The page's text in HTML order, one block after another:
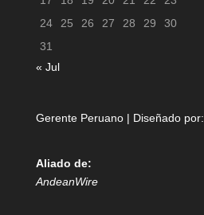
24
25 26 27 28 29
30
31
« Jul
Gerente Peruano | Diseñado por:
Aliado de:
AndeanWire